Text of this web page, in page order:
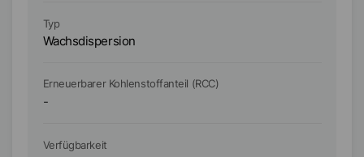
Typ
Wachsdispersion
Erneuerbarer Kohlenstoffanteil (RCC)
-
Verfügbarkeit